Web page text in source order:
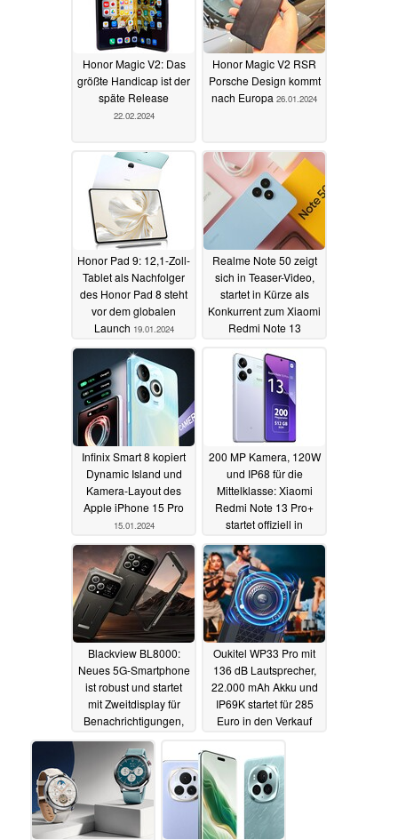
Honor Magic V2: Das
größte Handicap ist der
späte Release
22.02.2024
Honor Magic V2 RSR
Porsche Design kommt
nach Europa 26.01.2024
Honor Pad 9: 12,1-Zoll-
Tablet als Nachfolger
des Honor Pad 8 steht
vor dem globalen
Launch 19.01.2024
Realme Note 50 zeigt
sich in Teaser-Video,
startet in Kürze als
Konkurrent zum Xiaomi
Redmi Note 13
Infinix Smart 8 kopiert
Dynamic Island und
Kamera-Layout des
Apple iPhone 15 Pro
15.01.2024
200 MP Kamera, 120W
und IP68 für die
Mittelklasse: Xiaomi
Redmi Note 13 Pro+
startet offiziell in
15.01.2024
Blackview BL8000:
Neues 5G-Smartphone
ist robust und startet
mit Zweitdisplay für
Benachrichtigungen,
Selfies13.01.2024
Oukitel WP33 Pro mit
136 dB Lautsprecher,
22.000 mAh Akku und
IP69K startet für 285
Euro in den Verkauf